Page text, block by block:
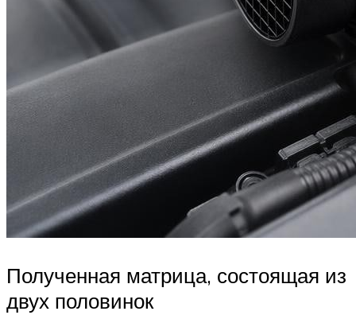
Полученная матрица, состоящая из
двух половинок